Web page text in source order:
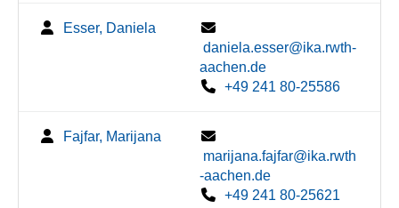
Esser, Daniela
daniela.esser@ika.rwth-
aachen.de
+49 241 80-25586
Fajfar, Marijana
marijana.fajfar@ika.rwth
-aachen.de
+49 241 80-25621